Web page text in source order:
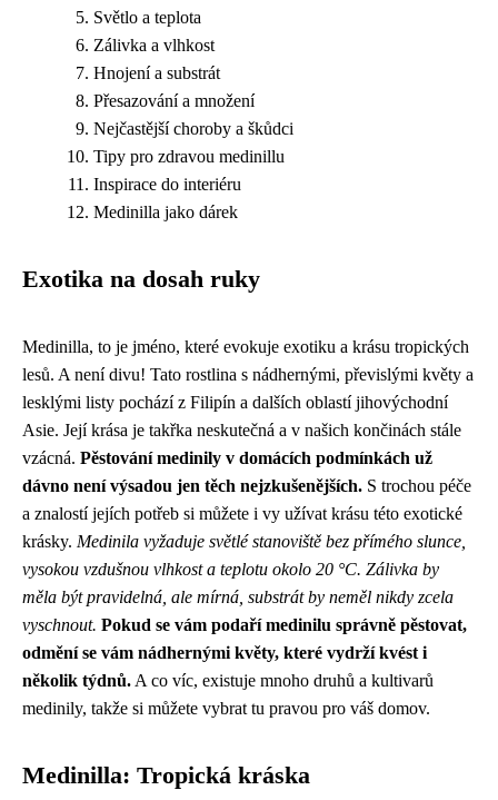
Světlo a teplota
Zálivka a vlhkost
Hnojení a substrát
Přesazování a množení
Nejčastější choroby a škůdci
Tipy pro zdravou medinillu
Inspirace do interiéru
Medinilla jako dárek
Exotika na dosah ruky
Medinilla, to je jméno, které evokuje exotiku a krásu tropických
lesů. A není divu! Tato rostlina s nádhernými, převislými květy a
lesklými listy pochází z Filipín a dalších oblastí jihovýchodní
Asie. Její krása je takřka neskutečná a v našich končinách stále
vzácná. Pěstování medinily v domácích podmínkách už
dávno není výsadou jen těch nejzkušenějších. S trochou péče
a znalostí jejích potřeb si můžete i vy užívat krásu této exotické
krásky. Medinila vyžaduje světlé stanoviště bez přímého slunce,
vysokou vzdušnou vlhkost a teplotu okolo 20 °C. Zálivka by
měla být pravidelná, ale mírná, substrát by neměl nikdy zcela
vyschnout. Pokud se vám podaří medinilu správně pěstovat,
odmění se vám nádhernými květy, které vydrží kvést i
několik týdnů. A co víc, existuje mnoho druhů a kultivarů
medinily, takže si můžete vybrat tu pravou pro váš domov.
Medinilla: Tropická kráska